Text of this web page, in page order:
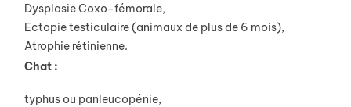
Dysplasie Coxo-fémorale,
Ectopie testiculaire(animaux de plus de 6 mois),
Atrophie rétinienne.
Chat :
typhus ou panleucopénie,